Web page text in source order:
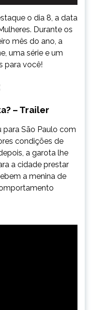
o dia 8, a data
Durante os
mês do ano, a
uma série e um
para você!
– Trailer
para São Paulo com
condições de
a garota lhe
a cidade prestar
a menina de